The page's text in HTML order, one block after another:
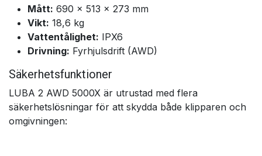
Mått: 690 × 513 × 273 mm
Vikt: 18,6 kg
Vattentålighet: IPX6
Drivning: Fyrhjulsdrift (AWD)
Säkerhetsfunktioner
LUBA 2 AWD 5000X är utrustad med flera
säkerhetslösningar för att skydda både klipparen och
omgivningen: